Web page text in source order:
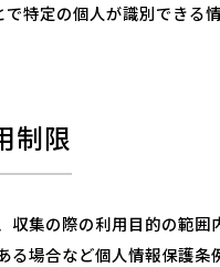
特定の個人が識別できる
制限
集の際の利用目的の範囲
る場合など個人情報保護